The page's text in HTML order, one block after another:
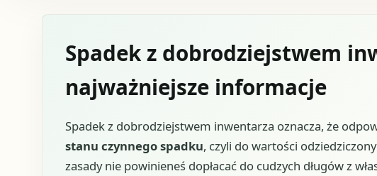
Spadek z dobrodziejstwem
najważniejsze informacje
Spadek z dobrodziejstwem inwentarza oznacza, że
stanu czynnego spadku, czyli do wartości
zasady nie powinieneś dopłacać do cudzych długów z